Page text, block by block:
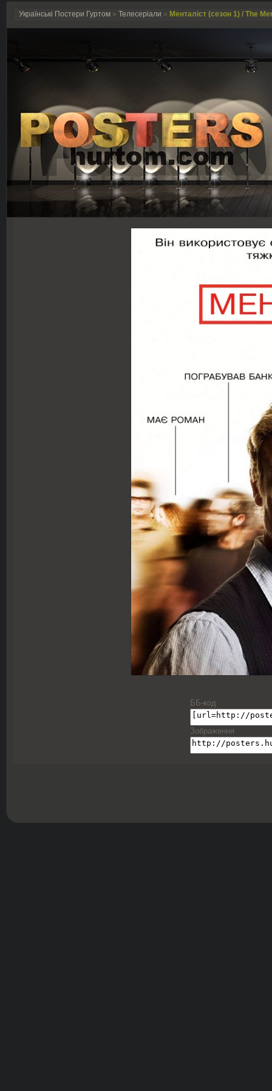
Українські Постери Гуртом » Телесеріали » Менталіст (сезон 1) / The
ББ-код
Зображення